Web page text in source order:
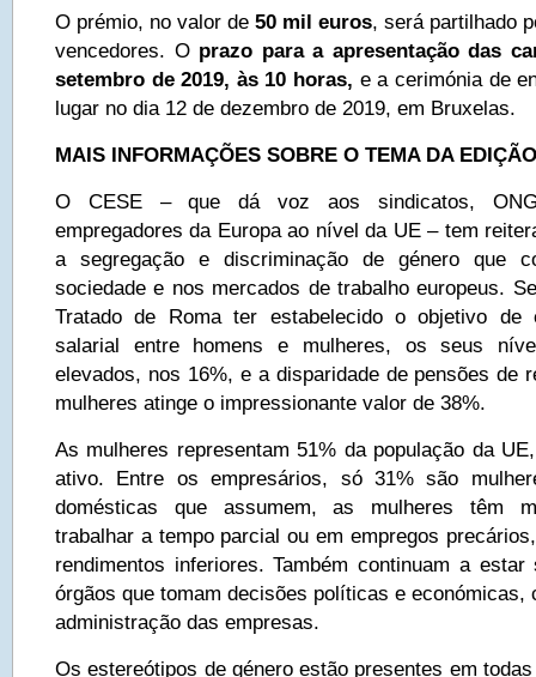
O prémio, no valor de 50 mil euros, será partilhado
vencedores. O prazo para a apresentação das
setembro de 2019, às 10 horas, e a cerimónia de
lugar no dia 12 de dezembro de 2019, em Bruxelas.
MAIS INFORMAÇÕES SOBRE O TEMA DA
O CESE – que dá voz aos sindicatos,
empregadores da Europa ao nível da UE – tem
a segregação e discriminação de género que
sociedade e nos mercados de trabalho europeus.
Tratado de Roma ter estabelecido o objetivo de
salarial entre homens e mulheres, os seus
elevados, nos 16%, e a disparidade de pensões de
mulheres atinge o impressionante valor de 38%.
As mulheres representam 51% da população da
ativo. Entre os empresários, só 31% são
domésticas que assumem, as mulheres têm
trabalhar a tempo parcial ou em empregos
rendimentos inferiores. Também continuam a estar
órgãos que tomam decisões políticas e económicas,
administração das empresas.
Os estereótipos de género estão presentes em